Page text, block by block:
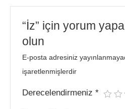
“İz” için yorum
olun
E-posta adresiniz
işaretlenmişlerdir
Derecelendirmeniz*